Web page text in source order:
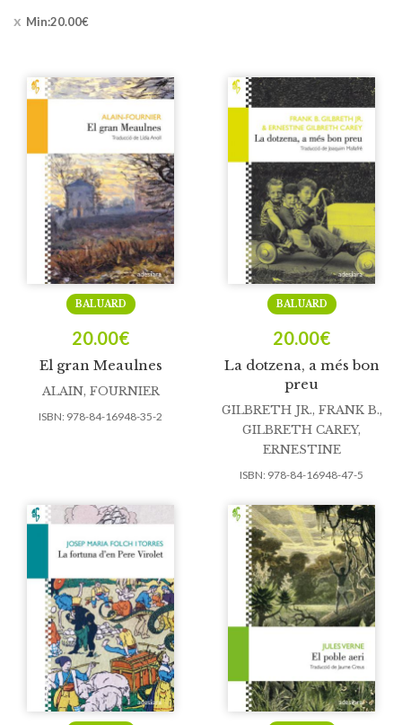
Min:20.00€
El gran Meaulnes
BALUARD
20.00€
ALAIN, FOURNIER
ISBN: 978-84-16948-35-2
La dotzena, a més bon
preu
BALUARD
20.00€
GILBRETH JR., FRANK B.,
GILBRETH CAREY,
ERNESTINE
ISBN: 978-84-16948-47-5